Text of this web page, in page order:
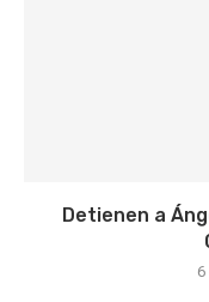
Detienen a